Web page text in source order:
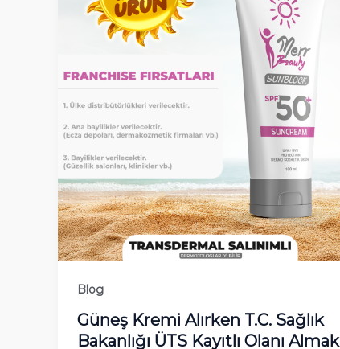
Blog
Güneş Kremi Alırken T.C. Sağlık
Bakanlığı ÜTS Kayıtlı Olanı Almak